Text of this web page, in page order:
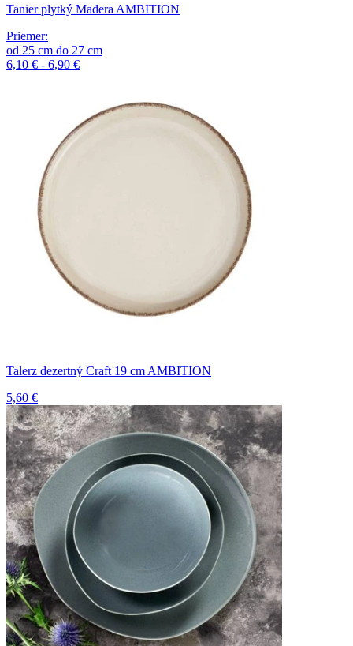
Tanier plytký Madera AMBITION
Priemer:
od 25 cm do 27 cm
6,10 € - 6,90 €
Talerz dezertný Craft 19 cm AMBITION
5,60 €